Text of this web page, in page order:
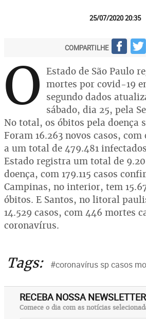
25/07/2020 20:35
COMPARTILHE
O Estado de São Paulo
mortes por covid-19
segundo dados
sábado, dia 25, pela
No total, os óbitos pela doença
Foram 16.263 novos casos, com
a um total de 479.481
Estado registra um total de
doença, com 179.115 casos
Campinas, no interior, tem
óbitos. E Santos, no litoral
14.529 casos, com 446 mortes
coronavírus.
Tags: #coronavírus sp casos
RECEBA NOSSA NEWSLETTER
Comece o dia com as notícias